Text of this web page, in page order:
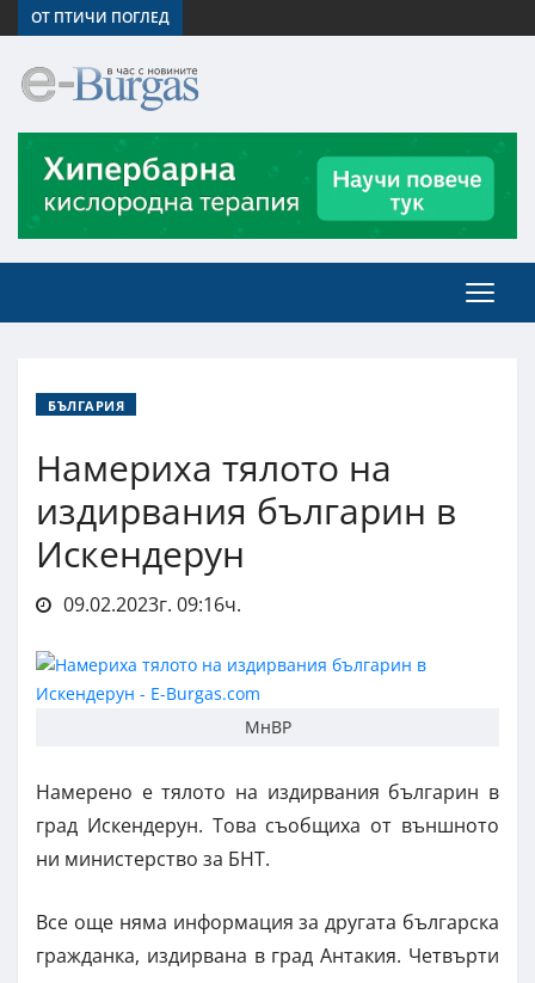
ОТ ПТИЧИ ПОГЛЕД
БЪЛГАРИЯ
Намериха тялото на
издирвания българин в
Искендерун
09.02.2023г. 09:16ч.
МнВР
Намерено е тялото на издирвания българин в
град Искендерун. Това съобщиха от външното
ни министерство за БНТ.
Все още няма информация за другата българска
гражданка, издирвана в град Антакия. Четвърти